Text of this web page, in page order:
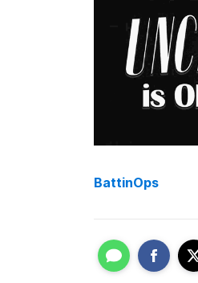
BattinOps